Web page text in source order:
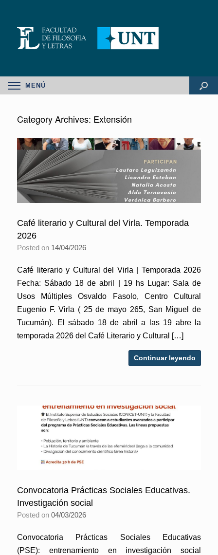
MENÚ
Category Archives: Extensión
Café literario y Cultural del Virla. Temporada
2026
Posted on 14/04/2026
Café literario y Cultural del Virla | Temporada 2026
Fecha: Sábado 18 de abril | 19 hs Lugar: Sala de
Usos Múltiples Osvaldo Fasolo, Centro Cultural
Eugenio F. Virla ( 25 de mayo 265, San Miguel de
Tucumán). El sábado 18 de abril a las 19 abre la
temporada 2026 del Café Literario y Cultural […]
Continuar leyendo
Convocatoria Prácticas Sociales Educativas.
Investigación social
Posted on 04/03/2026
Convocatoria Prácticas Sociales Educativas
(PSE): entrenamiento en investigación social